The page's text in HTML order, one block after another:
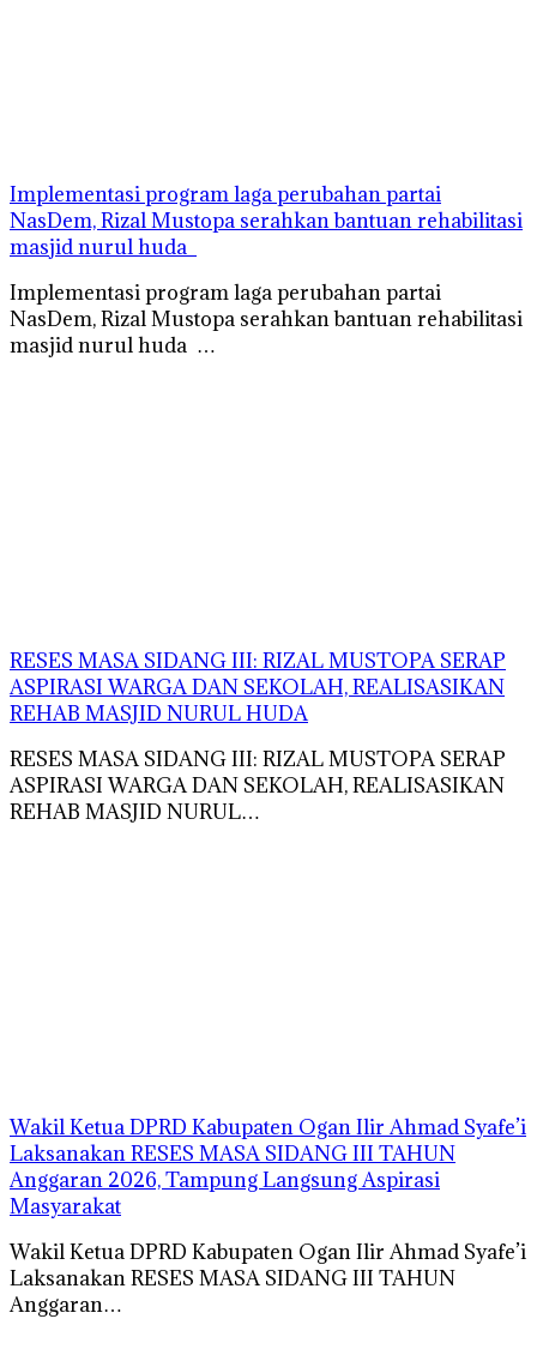
Implementasi program laga perubahan partai
NasDem, Rizal Mustopa serahkan bantuan rehabilitasi
masjid nurul huda
Implementasi program laga perubahan partai
NasDem, Rizal Mustopa serahkan bantuan rehabilitasi
masjid nurul huda …
RESES MASA SIDANG III: RIZAL MUSTOPA SERAP
ASPIRASI WARGA DAN SEKOLAH, REALISASIKAN
REHAB MASJID NURUL HUDA
RESES MASA SIDANG III: RIZAL MUSTOPA SERAP
ASPIRASI WARGA DAN SEKOLAH, REALISASIKAN
REHAB MASJID NURUL…
Wakil Ketua DPRD Kabupaten Ogan Ilir Ahmad Syafe’i
Laksanakan RESES MASA SIDANG III TAHUN
Anggaran 2026, Tampung Langsung Aspirasi
Masyarakat
Wakil Ketua DPRD Kabupaten Ogan Ilir Ahmad Syafe’i
Laksanakan RESES MASA SIDANG III TAHUN
Anggaran…